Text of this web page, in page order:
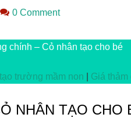
0 Comment
chính – Cỏ nhân tạo cho bé
trường mầm non Giá thảm
NHÂN TẠO CHO